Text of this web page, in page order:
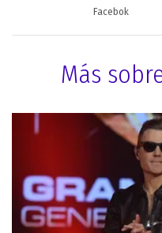
Facebok
Más